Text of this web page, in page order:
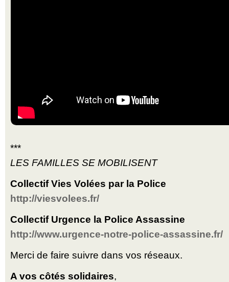
***
LES FAMILLES SE MOBILISENT
Collectif Vies Volées par la Police
http://viesvolees.fr/
Collectif Urgence la Police Assassine
http://www.urgence-notre-police-assassine.fr/
Merci de faire suivre dans vos réseaux.
A vos côtés solidaires,